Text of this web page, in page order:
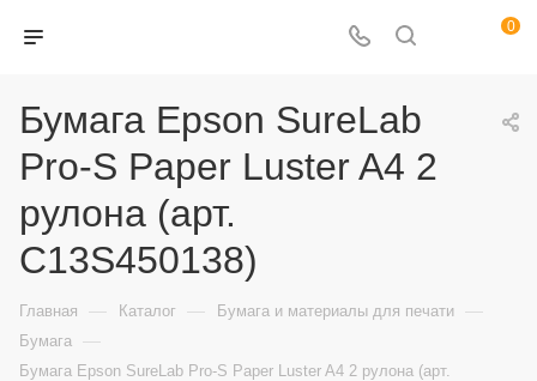
0
Бумага Epson SureLab
Pro-S Paper Luster A4 2
рулона (арт.
C13S450138)
Главная — Каталог — Бумага и материалы для печати —
Бумага —
Бумага Epson SureLab Pro-S Paper Luster A4 2 рулона (арт.